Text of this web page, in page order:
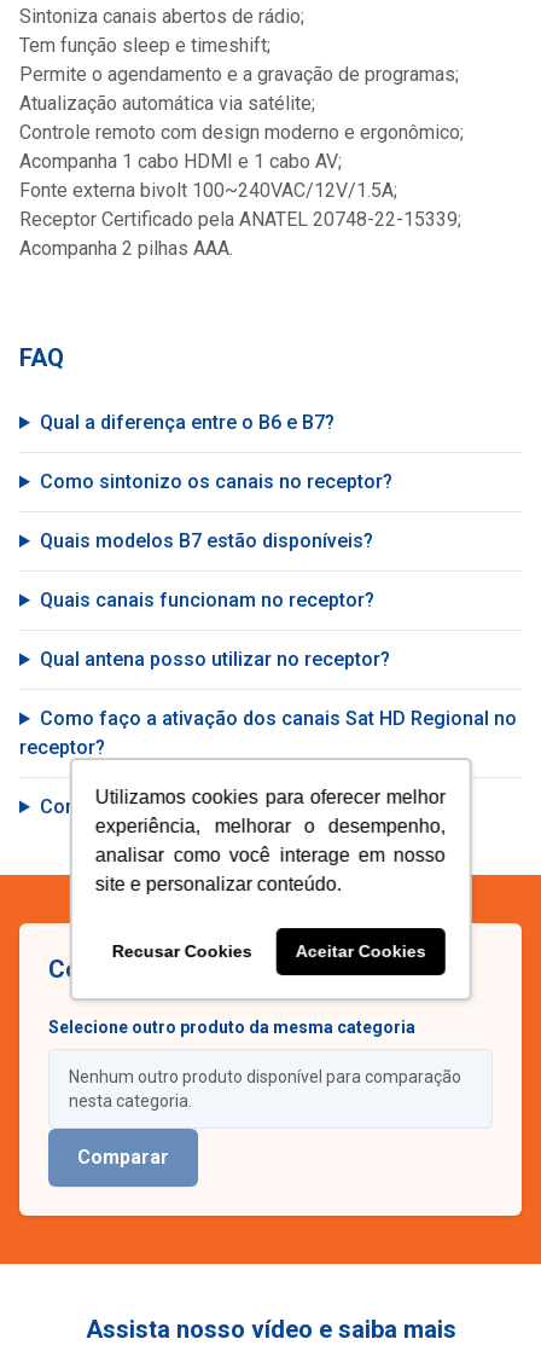
Utilizamos cookies para oferecer melhor
experiência, melhorar o desempenho,
analisar como você interage em nosso
site e personalizar conteúdo.
Recusar Cookies Aceitar Cookies
Sintoniza canais abertos de rádio;
Tem função sleep e timeshift;
Permite o agendamento e a gravação de programas;
Atualização automática via satélite;
Controle remoto com design moderno e ergonômico;
Acompanha 1 cabo HDMI e 1 cabo AV;
Fonte externa bivolt 100~240VAC/12V/1.5A;
Receptor Certificado pela ANATEL 20748-22-15339;
Acompanha 2 pilhas AAA.
FAQ
Qual a diferença entre o B6 e B7?
Como sintonizo os canais no receptor?
Quais modelos B7 estão disponíveis?
Quais canais funcionam no receptor?
Qual antena posso utilizar no receptor?
Como faço a ativação dos canais Sat HD Regional no
receptor?
Como faço a ativação do SBT HD no receptor?
Compare os produtos Century
Selecione outro produto da mesma categoria
Nenhum outro produto disponível para comparação
nesta categoria.
Comparar
Assista nosso vídeo e saiba mais